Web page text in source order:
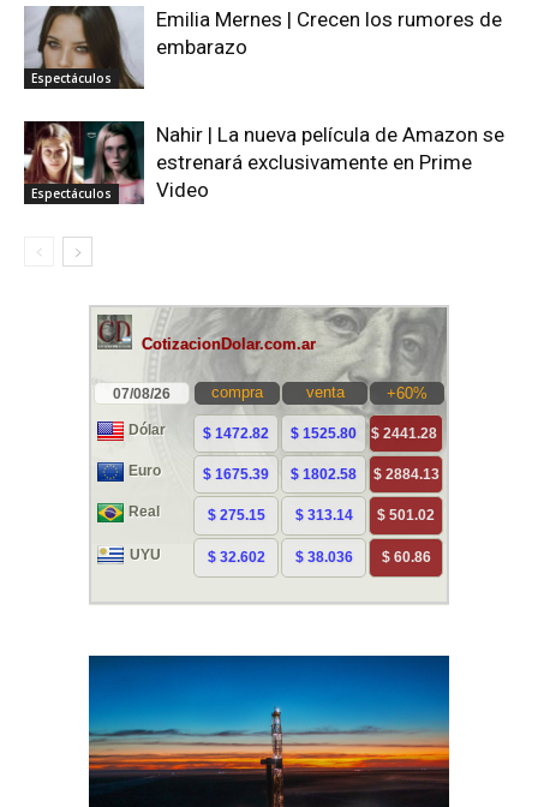
Espectáculos
Emilia Mernes | Crecen los rumores de
embarazo
Espectáculos
Nahir | La nueva película de Amazon se
estrenará exclusivamente en Prime
Video